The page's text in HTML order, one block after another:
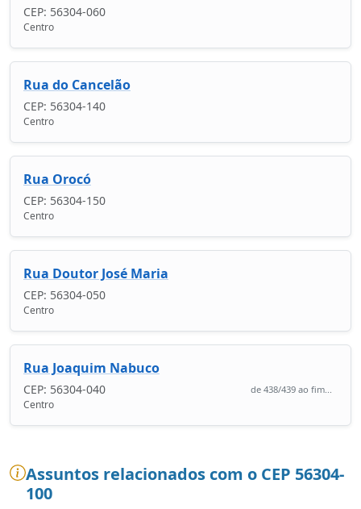
CEP: 56304-060
Centro
Rua do Cancelão
CEP: 56304-140
Centro
Rua Orocó
CEP: 56304-150
Centro
Rua Doutor José Maria
CEP: 56304-050
Centro
Rua Joaquim Nabuco
CEP: 56304-040 de 438/439 ao fim...
Centro
Assuntos relacionados com o CEP 56304-
100